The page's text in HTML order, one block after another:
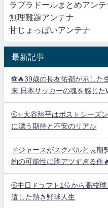
ラブラドールまとめアンテ
無理難題アンテナ
甘じょっぱいアンテナ
最新記事
⚽🔥39歳の長友佑都が示した
来 日本サッカーの魂を感じた
⚾✨大谷翔平はポストシーズ
に漂う期待と不安のリアル
ドジャースがスクバルと長期
約の可能性に胸アツすぎる件
⚾中日ドラフト1位から高校
遺した熱き野球人生